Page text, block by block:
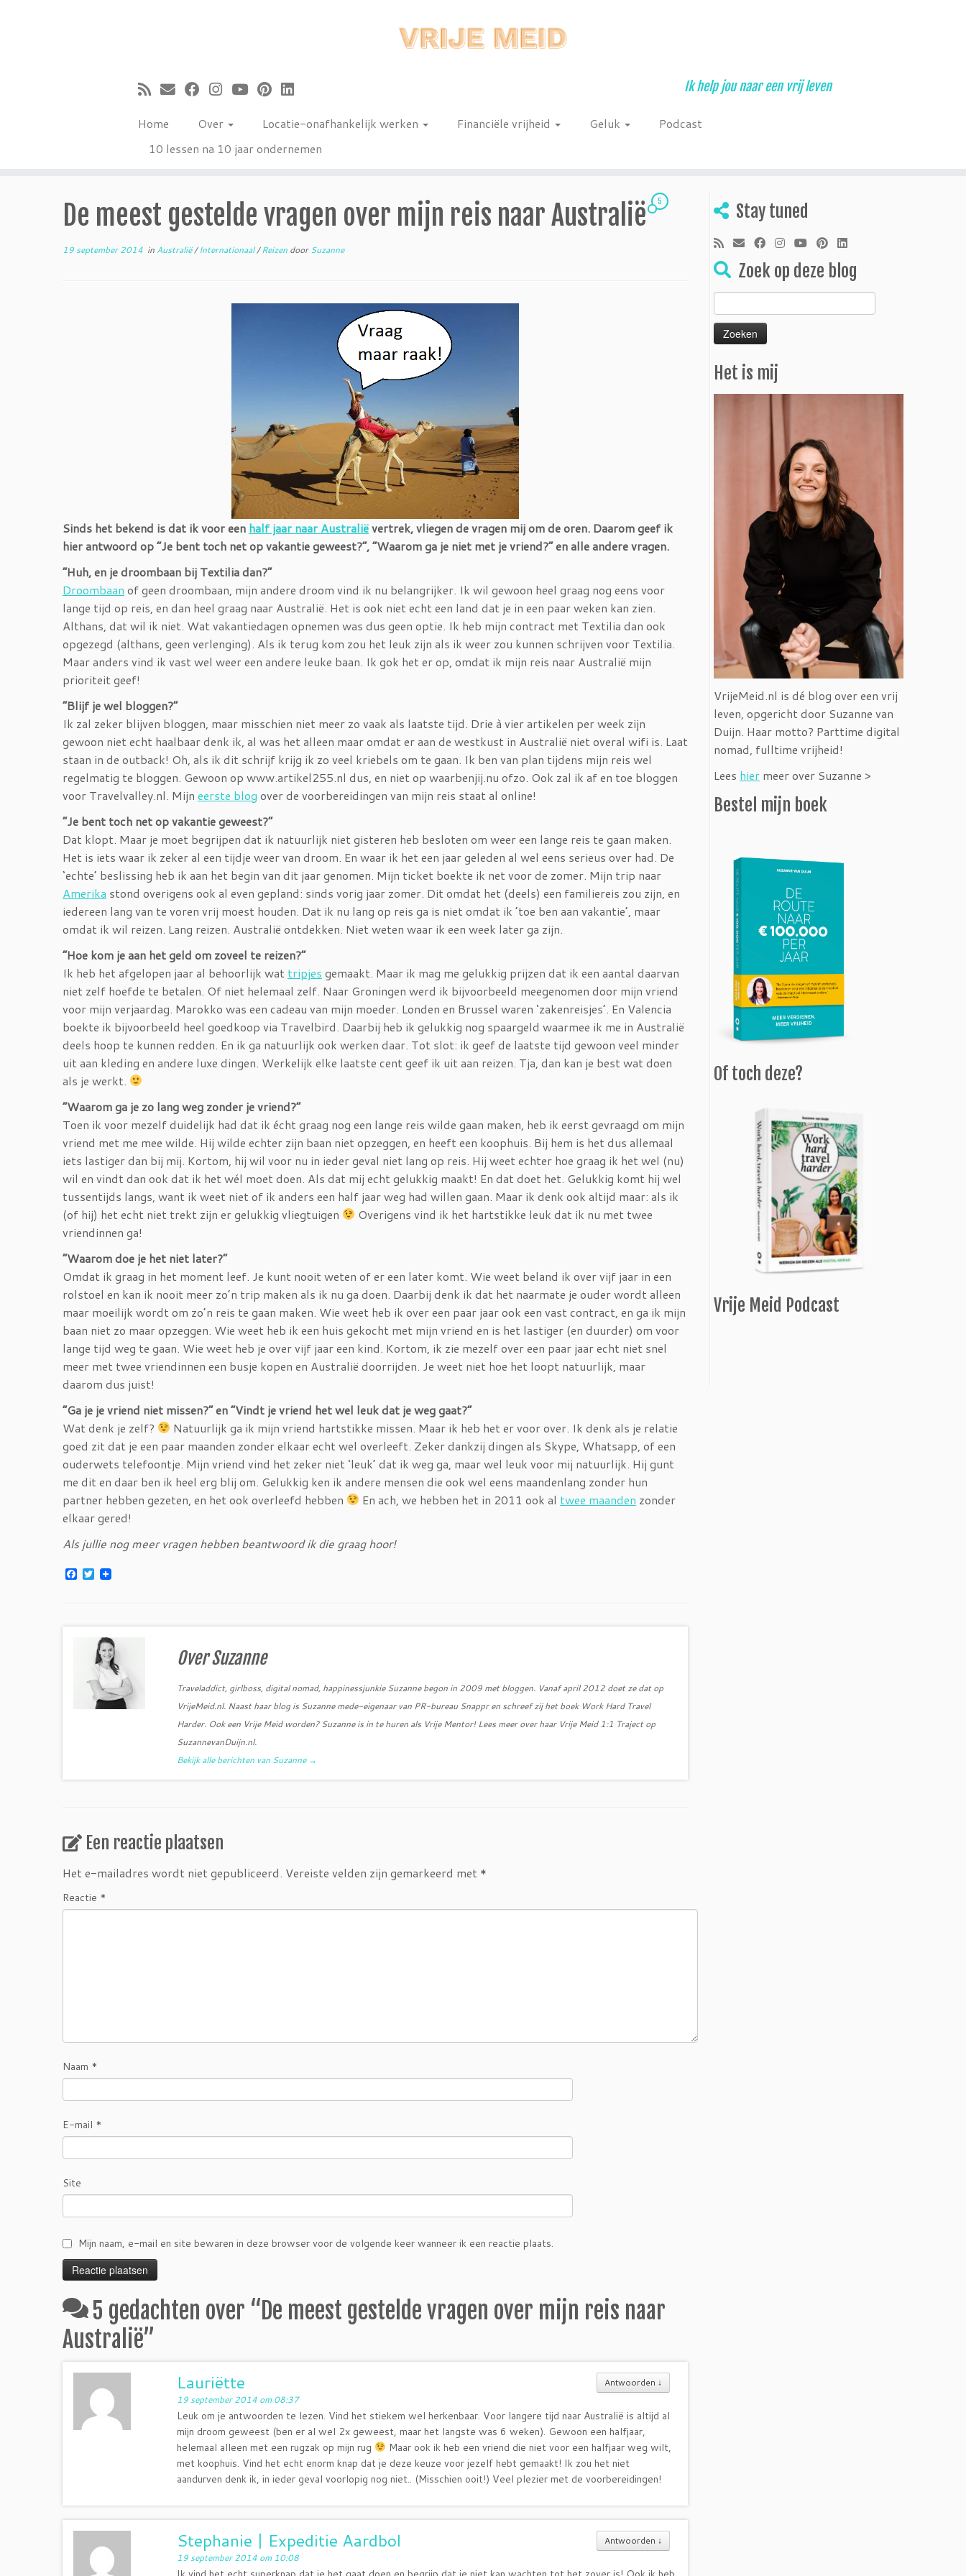
Ik help jou naar een vrij leven
Home Over Locatie-onafhankelijk werken Financiële vrijheid Geluk
Podcast
10 lessen na 10 jaar ondernemen
De meest gestelde vragen over mijn reis naar Australië 5
19 september 2014 in Australië/Internationaal/Reizen doorSuzanne
Sinds het bekend is dat ik voor een half jaar naar Australiëvertrek, vliegen de vragen mij om de oren. Daarom geef ik
hier antwoord op “Je bent toch net op vakantie geweest?”, “Waarom ga je niet met je vriend?” en alle andere vragen.
“Huh, en je droombaan bij Textilia dan?”
Droombaan of geen droombaan, mijn andere droom vind ik nu belangrijker. Ik wil gewoon heel graag nog eens voor
lange tijd op reis, en dan heel graag naar Australië. Het is ook niet echt een land dat je in een paar weken kan zien.
Althans, dat wil ik niet. Wat vakantiedagen opnemen was dus geen optie. Ik heb mijn contract met Textilia dan ook
opgezegd (althans, geen verlenging). Als ik terug kom zou het leuk zijn als ik weer zou kunnen schrijven voor Textilia.
Maar anders vind ik vast wel weer een andere leuke baan. Ik gok het er op, omdat ik mijn reis naar Australië mijn
prioriteit geef!
“Blijf je wel bloggen?”
Ik zal zeker blijven bloggen, maar misschien niet meer zo vaak als laatste tijd. Drie à vier artikelen per week zijn
gewoon niet echt haalbaar denk ik, al was het alleen maar omdat er aan de westkust in Australië niet overal wifi is. Laat
staan in de outback! Oh, als ik dit schrijf krijg ik zo veel kriebels om te gaan. Ik ben van plan tijdens mijn reis wel
regelmatig te bloggen. Gewoon op www.artikel255.nl dus, en niet op waarbenjij.nu ofzo. Ook zal ik af en toe bloggen
voor Travelvalley.nl. Mijn eerste blog over de voorbereidingen van mijn reis staat al online!
“Je bent toch net op vakantie geweest?”
Dat klopt. Maar je moet begrijpen dat ik natuurlijk niet gisteren heb besloten om weer een lange reis te gaan maken.
Het is iets waar ik zeker al een tijdje weer van droom. En waar ik het een jaar geleden al wel eens serieus over had. De
‘echte’ beslissing heb ik aan het begin van dit jaar genomen. Mijn ticket boekte ik net voor de zomer. Mijn trip naar
Amerika stond overigens ook al even gepland: sinds vorig jaar zomer. Dit omdat het (deels) een familiereis zou zijn, en
iedereen lang van te voren vrij moest houden. Dat ik nu lang op reis ga is niet omdat ik ’toe ben aan vakantie’, maar
omdat ik wil reizen. Lang reizen. Australië ontdekken. Niet weten waar ik een week later ga zijn.
“Hoe kom je aan het geld om zoveel te reizen?”
Ik heb het afgelopen jaar al behoorlijk wat tripjes gemaakt. Maar ik mag me gelukkig prijzen dat ik een aantal daarvan
niet zelf hoefde te betalen. Of niet helemaal zelf. Naar Groningen werd ik bijvoorbeeld meegenomen door mijn vriend
voor mijn verjaardag. Marokko was een cadeau van mijn moeder. Londen en Brussel waren ‘zakenreisjes’. En Valencia
boekte ik bijvoorbeeld heel goedkoop via Travelbird. Daarbij heb ik gelukkig nog spaargeld waarmee ik me in Australië
deels hoop te kunnen redden. En ik ga natuurlijk ook werken daar. Tot slot: ik geef de laatste tijd gewoon veel minder
uit aan kleding en andere luxe dingen. Werkelijk elke laatste cent geef ik uit aan reizen. Tja, dan kan je best wat doen
als je werkt.
“Waarom ga je zo lang weg zonder je vriend?”
Toen ik voor mezelf duidelijk had dat ik écht graag nog een lange reis wilde gaan maken, heb ik eerst gevraagd om mijn
vriend met me mee wilde. Hij wilde echter zijn baan niet opzeggen, en heeft een koophuis. Bij hem is het dus allemaal
iets lastiger dan bij mij. Kortom, hij wil voor nu in ieder geval niet lang op reis. Hij weet echter hoe graag ik het wel (nu)
wil en vindt dan ook dat ik het wél moet doen. Als dat mij echt gelukkig maakt! En dat doet het. Gelukkig komt hij wel
tussentijds langs, want ik weet niet of ik anders een half jaar weg had willen gaan. Maar ik denk ook altijd maar: als ik
(of hij) het echt niet trekt zijn er gelukkig vliegtuigen
Overigens vind ik het hartstikke leuk dat ik nu met twee
vriendinnen ga!
“Waarom doe je het niet later?”
Omdat ik graag in het moment leef. Je kunt nooit weten of er een later komt. Wie weet beland ik over vijf jaar in een
rolstoel en kan ik nooit meer zo’n trip maken als ik nu ga doen. Daarbij denk ik dat het naarmate je ouder wordt alleen
maar moeilijk wordt om zo’n reis te gaan maken. Wie weet heb ik over een paar jaar ook een vast contract, en ga ik mijn
baan niet zo maar opzeggen. Wie weet heb ik een huis gekocht met mijn vriend en is het lastiger (en duurder) om voor
lange tijd weg te gaan. Wie weet heb je over vijf jaar een kind. Kortom, ik zie mezelf over een paar jaar echt niet snel
meer met twee vriendinnen een busje kopen en Australië doorrijden. Je weet niet hoe het loopt natuurlijk, maar
daarom dus juist!
“Ga je je vriend niet missen?” en “Vindt je vriend het wel leuk dat je weg gaat?”
Wat denk je zelf?
Natuurlijk ga ik mijn vriend hartstikke missen. Maar ik heb het er voor over. Ik denk als je relatie
goed zit dat je een paar maanden zonder elkaar echt wel overleeft. Zeker dankzij dingen als Skype, Whatsapp, of een
ouderwets telefoontje. Mijn vriend vind het zeker niet ‘leuk’ dat ik weg ga, maar wel leuk voor mij natuurlijk. Hij gunt
me dit en daar ben ik heel erg blij om. Gelukkig ken ik andere mensen die ook wel eens maandenlang zonder hun
partner hebben gezeten, en het ook overleefd hebben
En ach, we hebben het in 2011 ook al twee maanden zonder
elkaar gered!
Als jullie nog meer vragen hebben beantwoord ik die graag hoor!
F
o
T
w
e
r
Over Suzanne
Traveladdict, girlboss, digital nomad, happinessjunkie Suzanne begon in 2009 met bloggen. Vanaf april 2012 doet ze dat op
VrijeMeid.nl. Naast haar blog is Suzanne mede-eigenaar van PR-bureau Snappr en schreef zij het boek Work Hard Travel
Harder. Ook een Vrije Meid worden? Suzanne is in te huren als Vrije Mentor! Lees meer over haar Vrije Meid 1:1 Traject op
SuzannevanDuijn.nl.
Bekijk alle berichten van Suzanne →
Een reactie plaatsen
Het e-mailadres wordt niet gepubliceerd. Vereiste velden zijn gemarkeerd met *
Reactie *
Naam *
E-mail *
Site
Mijn naam, e-mail en site bewaren in deze browser voor de volgende keer wanneer ik een reactie plaats.
5 gedachten over “De meest gestelde vragen over mijn reis naar
Australië”
Antwoorden ↓
Lauriëtte
19 september 2014 om 08:37
Leuk om je antwoorden te lezen. Vind het stiekem wel herkenbaar. Voor langere tijd naar Australië is altijd al
mijn droom geweest (ben er al wel 2x geweest, maar het langste was 6 weken). Gewoon een halfjaar,
helemaal alleen met een rugzak op mijn rug
Maar ook ik heb een vriend die niet voor een halfjaar weg wilt,
met koophuis. Vind het echt enorm knap dat je deze keuze voor jezelf hebt gemaakt! Ik zou het niet
aandurven denk ik, in ieder geval voorlopig nog niet.. (Misschien ooit!) Veel plezier met de voorbereidingen!
Antwoorden ↓
Stephanie | Expeditie Aardbol
19 september 2014 om 10:08
Stay tuned
Zoek op deze blog
Zoeken
naar:
Het is mij
VrijeMeid.nl is dé blog over een vrij
leven, opgericht door Suzanne van
Duijn. Haar motto? Parttime digital
nomad, fulltime vrijheid!
Lees hier meer over Suzanne >
Bestel mijn boek
Of toch deze?
Vrije Meid Podcast